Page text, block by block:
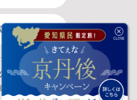
ンフレット
社.All rights reserved.
ての転載転用、商用販売を固く